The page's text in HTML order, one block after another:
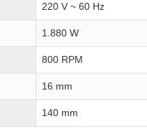
220 V ~ 60 Hz
1.880 W
800 RPM
16 mm
140 mm